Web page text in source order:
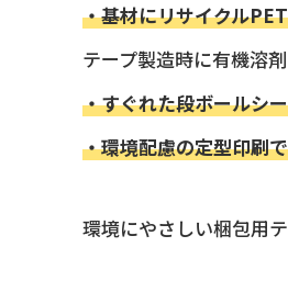
・基材にリサイクル
テープ製造時に有機溶
・すぐれた段ボールシ
・環境配慮の定型印刷
環境にやさしい梱包用